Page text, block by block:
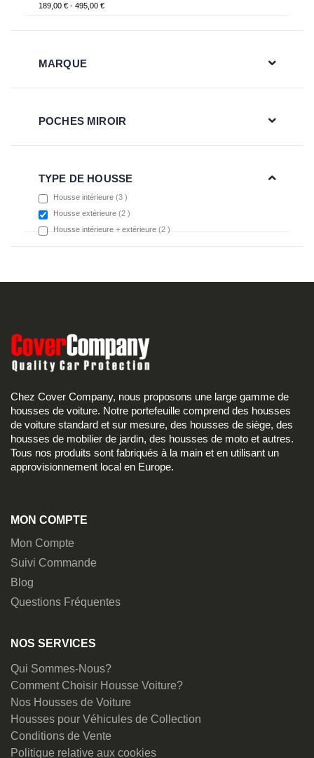
189,00 € - 495,00 €
MARQUE
POCHES MIROIR
TYPE DE HOUSSE
Housse intérieure 3 items
Housse extérieure 2 items
Housse intérieure + extérieure 2 items
Chez Cover Company, nous proposons une large gamme de
housses de voiture. Notre portefeuille comprend des housses
de voiture standard et sur mesure, des housses de siège, des
housses de mobilier de jardin, des housses de moto et autres.
Tous nos produits sont fabriqués à la main et en utilisant un
approvisionnement local en Europe.
MON COMPTE
Mon Compte
Suivi Commande
Blog
Questions Fréquentes
NOS SERVICES
Qui Sommes-Nous?
Comment Choisir Housse Voiture?
Nos Housses de Voiture
Housses pour Véhicules de Collection
Conditions de Vente
Politique relative aux cookies